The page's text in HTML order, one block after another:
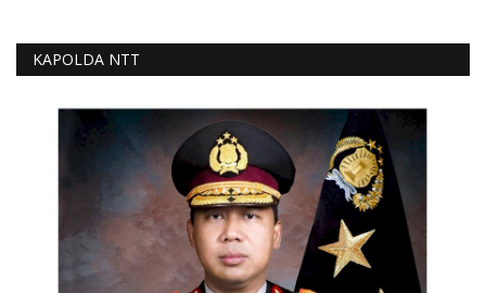
KAPOLDA NTT